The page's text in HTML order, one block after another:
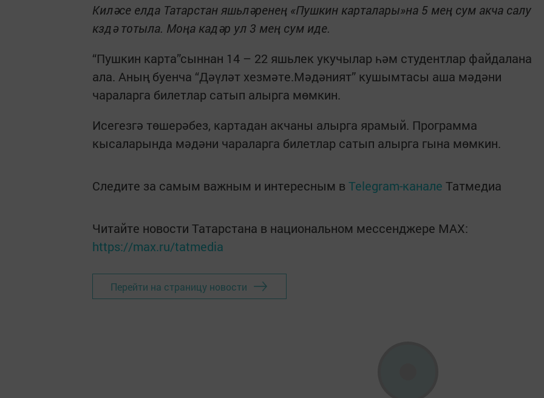
Киләсе елда Татарстан яшьләренең «Пушкин карталары»на 5 мең сум акча салу
кздә тотыла. Моңа кадәр ул 3 мең сум иде.
“Пушкин карта”сыннан 14 – 22 яшьлек укучылар һәм студентлар файдалана
ала. Аның буенча “Дәүләт хезмәте.Мәдәният” кушымтасы аша мәдәни
чараларга билетлар сатып алырга мөмкин.
Исегезгә төшерәбез, картадан акчаны алырга ярамый. Программа
кысаларында мәдәни чараларга билетлар сатып алырга гына мөмкин.
Следите за самым важным и интересным в Telegram-канале Татмедиа
Читайте новости Татарстана в национальном мессенджере MАХ:
https://max.ru/tatmedia
Перейти на страницу новости